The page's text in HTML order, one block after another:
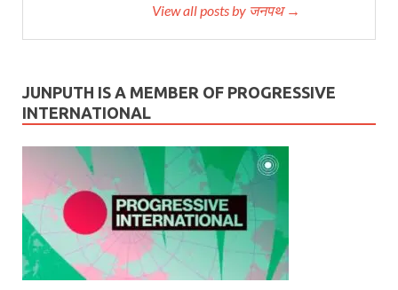
View all posts by जनपथ →
JUNPUTH IS A MEMBER OF PROGRESSIVE
INTERNATIONAL